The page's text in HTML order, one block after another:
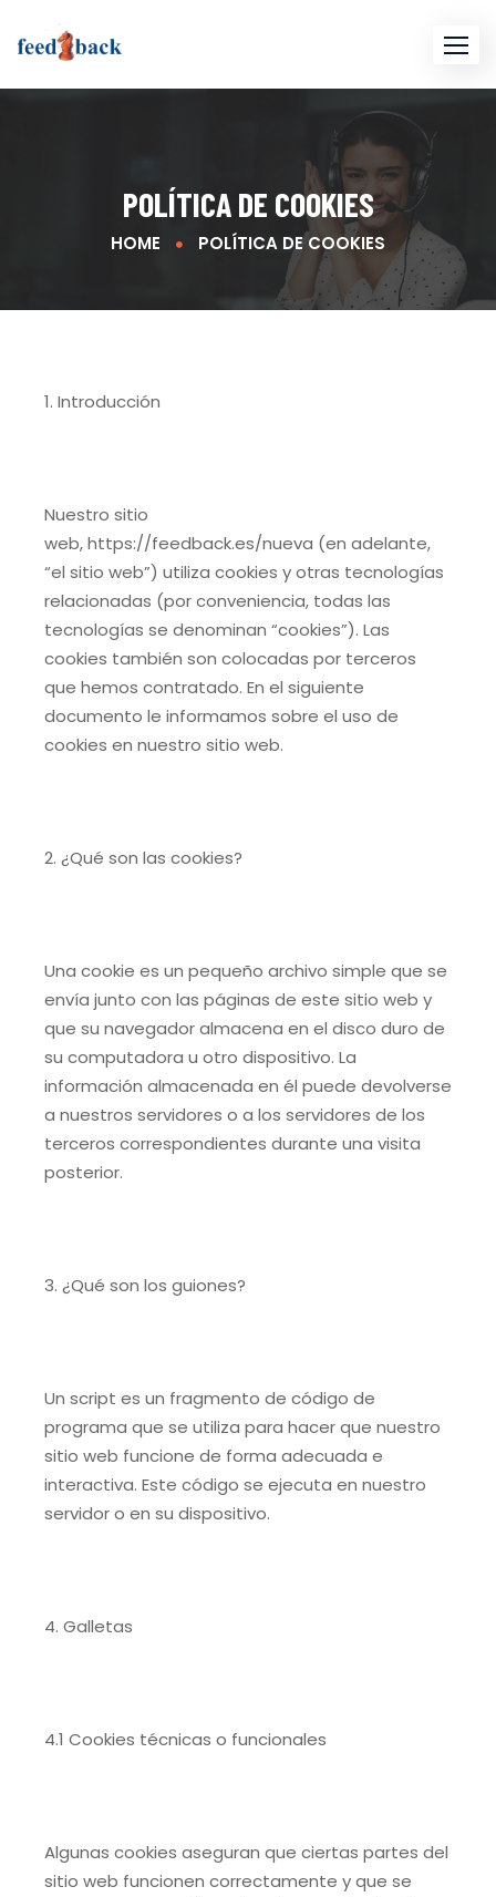
POLÍTICA DE COOKIES
HOME POLÍTICA DE COOKIES
1. Introducción
Nuestro sitio
web, https://feedback.es/nueva (en adelante,
“el sitio web”) utiliza cookies y otras tecnologías
relacionadas (por conveniencia, todas las
tecnologías se denominan “cookies”). Las
cookies también son colocadas por terceros
que hemos contratado. En el siguiente
documento le informamos sobre el uso de
cookies en nuestro sitio web.
2. ¿Qué son las cookies?
Una cookie es un pequeño archivo simple que se
envía junto con las páginas de este sitio web y
que su navegador almacena en el disco duro de
su computadora u otro dispositivo. La
información almacenada en él puede devolverse
a nuestros servidores o a los servidores de los
terceros correspondientes durante una visita
posterior.
3. ¿Qué son los guiones?
Un script es un fragmento de código de
programa que se utiliza para hacer que nuestro
sitio web funcione de forma adecuada e
interactiva. Este código se ejecuta en nuestro
servidor o en su dispositivo.
4. Galletas
4.1 Cookies técnicas o funcionales
Algunas cookies aseguran que ciertas partes del
sitio web funcionen correctamente y que se